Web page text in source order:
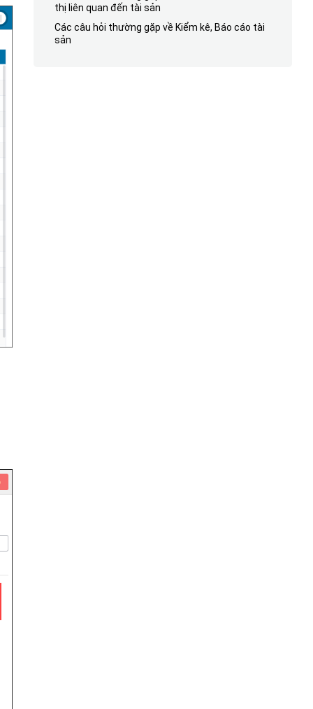
thị liên quan đến tài sản
Các câu hỏi thường gặp về Kiểm kê, Báo cáo tài
sản